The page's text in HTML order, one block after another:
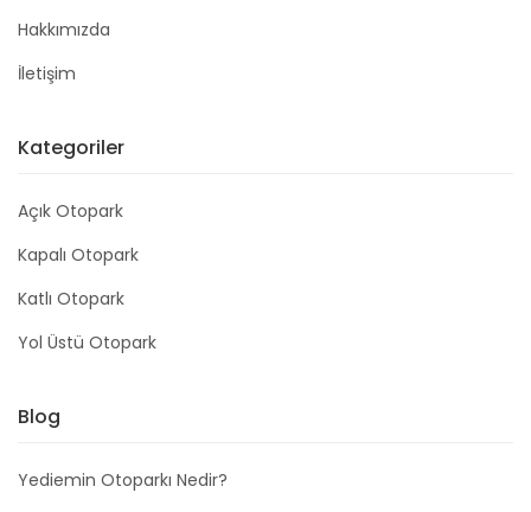
Hakkımızda
İletişim
Kategoriler
Açık Otopark
Kapalı Otopark
Katlı Otopark
Yol Üstü Otopark
Blog
Yediemin Otoparkı Nedir?